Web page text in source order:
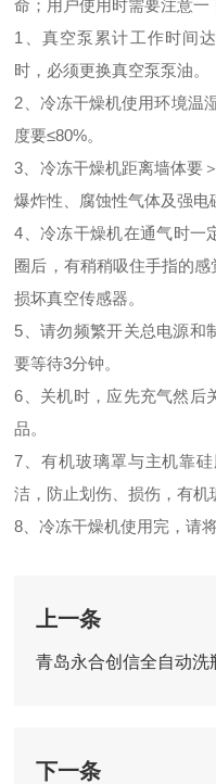
命；用户使用时需要注意一
1、真空泵累计工作时间
时，必须更换真空泵泵油。
2、冷冻干燥机使用环境
度要≤80%。
3、冷冻干燥机距离墙体要
爆炸性、腐蚀性气体及强电
4、冷冻干燥机在通气时一
圈后，有稍稍吸住手指的
损坏真空传感器。
5、请勿频繁开关总电源和
要等待3分钟。
6、关机时，应先充气然后
品。
7、有机玻璃罩与主机靠
洁，防止划伤、损伤，有机
8、冷冻干燥机使用完，请
上一条
青岛永合创信全自动
下一条